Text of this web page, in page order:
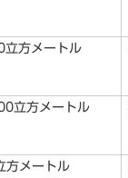
立方メートル
立方メートル
方メートル